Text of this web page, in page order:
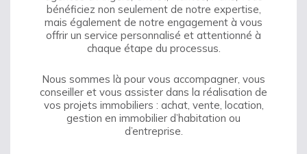
bénéficiez non seulement de notre expertise,
mais également de notre engagement à vous
offrir un service personnalisé et attentionné à
chaque étape du processus.
Nous sommes là pour vous accompagner, vous
conseiller et vous assister dans la réalisation de
vos projets immobiliers : achat, vente, location,
gestion en immobilier d’habitation ou
d’entreprise.